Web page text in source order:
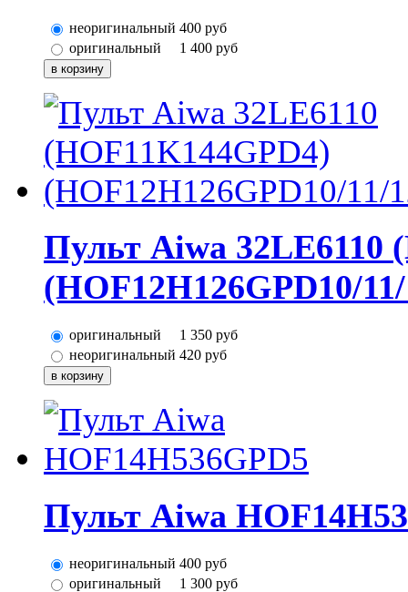
неоригинальный 400 руб
оригинальный
1 400 руб
Пульт Aiwa 32LE6110
(HOF12H126GPD10/
оригинальный 1 350 руб
неоригинальный 420 руб
Пульт Aiwa
неоригинальный 400 руб
оригинальный
1 300 руб